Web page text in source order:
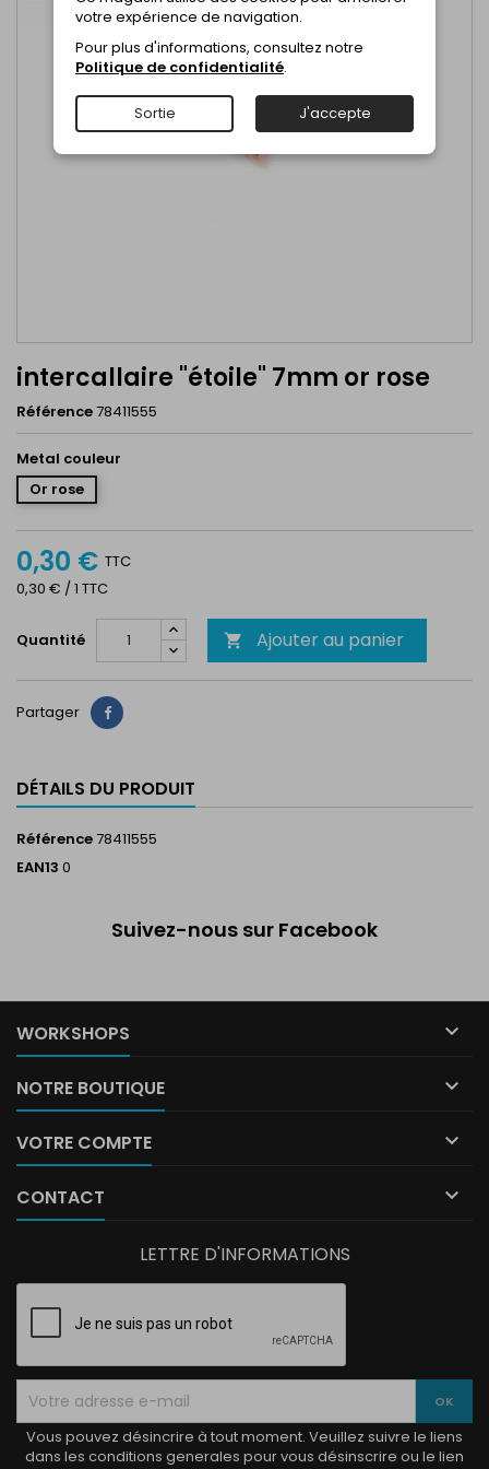
intercallaire "étoile" 7mm or rose
Référence78411555
Metal couleur
Or rose
0,30 € TTC
0,30 € / 1 TTC
Quantité  Ajouter au panier
Partager Partager
DÉTAILS DU PRODUIT
Référence78411555
EAN13 0
Suivez-nous sur Facebook
WORKSHOPS 
NOTRE BOUTIQUE 
VOTRE COMPTE 
CONTACT 
votre expérience de navigation.
Pour plus d'informations, consultez notre
Politique de confidentialité.
Sortie J'accepte
LETTRE D'INFORMATIONS
Vous pouvez désincrire à tout moment. Veuillez suivre le liens
dans les conditions generales pour vous désinscrire ou le lien